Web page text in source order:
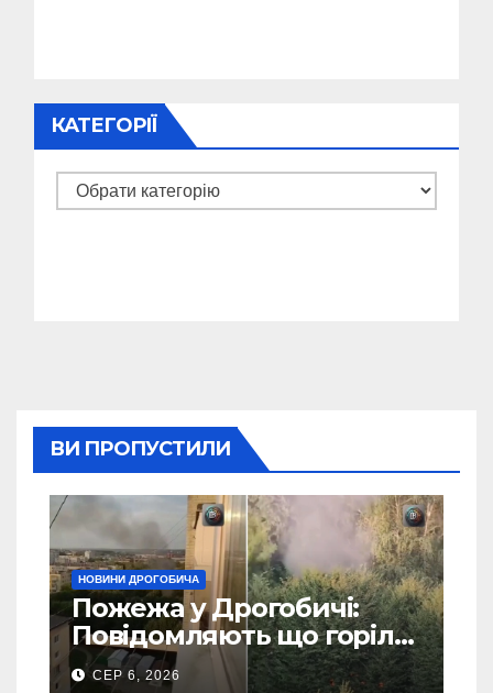
КАТЕГОРІЇ
Категорії
ВИ ПРОПУСТИЛИ
НОВИНИ ДРОГОБИЧА
Пожежа у Дрогобичі:
Повідомляють що горіло
5 гаражів (Відео)
СЕР 6, 2026